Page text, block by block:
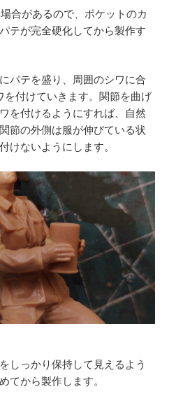
合があるので、ポケットのカ
テが完全硬化してから製作す
パテを盛り、周囲のシワに合
を付けていきます。関節を曲げ
を付けるようにすれば、自然
節の外側は服が伸びている状
けないようにします。
しっかり保持して見えるよう
てから製作します。